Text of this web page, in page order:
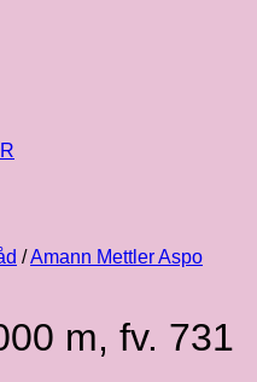
/Amann Mettler Aspo
m, fv. 731